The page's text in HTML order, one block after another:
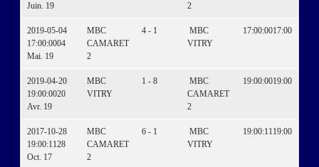
Juin. 19
2
2019-05-04
17:00:0004
Mai. 19
MBC
CAMARET
2
4 - 1
MBC
VITRY
17:00:0017:00
2019-04-20
19:00:0020
Avr. 19
MBC
VITRY
1 - 8
MBC
CAMARET
2
19:00:0019:00
2017-10-28
19:00:1128
Oct. 17
MBC
CAMARET
2
6 - 1
MBC
VITRY
19:00:1119:00